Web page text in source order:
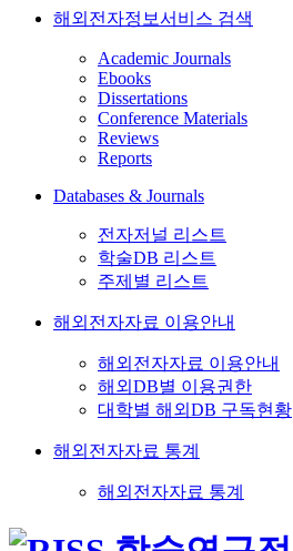
해외전자정보서비스 검색
Academic Journals
Ebooks
Dissertations
Conference Materials
Reviews
Reports
Databases & Journals
전자저널 리스트
학술DB 리스트
주제별 리스트
해외전자자료 이용안내
해외전자자료 이용안내
해외DB별 이용권한
대학별 해외DB 구독현황
해외전자자료 통계
해외전자자료 통계